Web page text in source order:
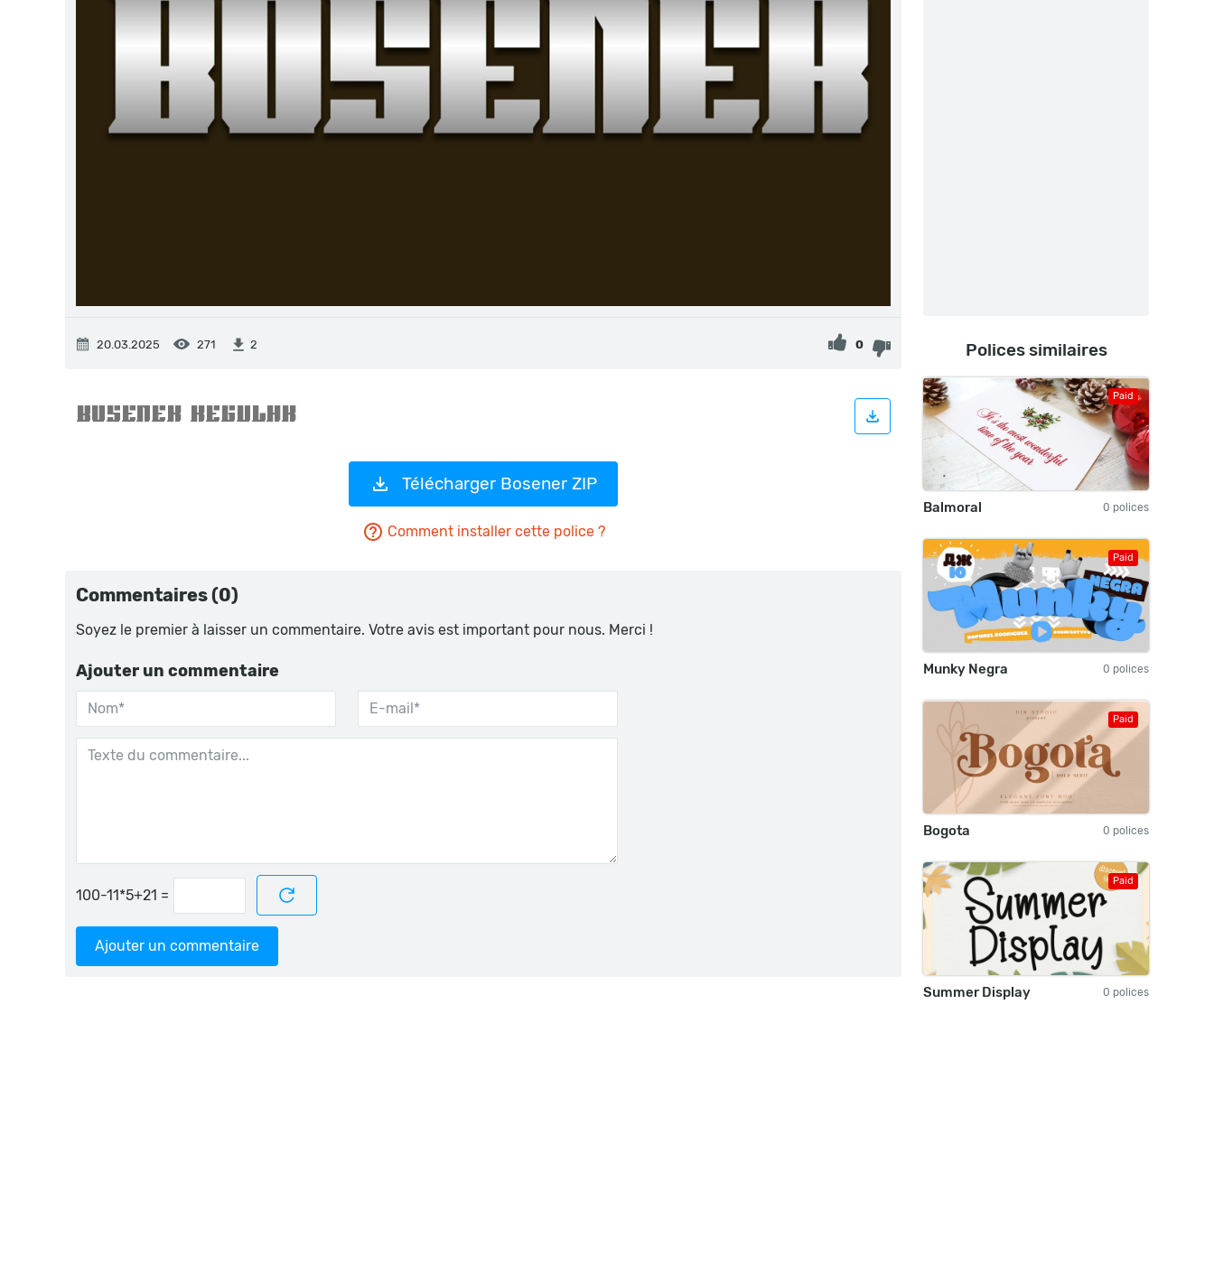
20.03.2025 271 2 0
Télécharger Bosener ZIP
Comment installer cette police ?
Commentaires (0)
Soyez le premier à laisser un commentaire. Votre avis est important pour nous. Merci !
Ajouter un commentaire
=
Ajouter un commentaire
Polices similaires
Paid
Balmoral 0 polices
Paid
Munky Negra 0 polices
Paid
Bogota 0 polices
Paid
Summer Display 0 polices